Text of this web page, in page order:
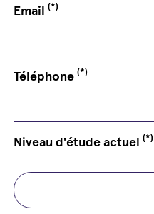
Email(*)
Téléphone(*)
Niveau d'étude actuel(*)